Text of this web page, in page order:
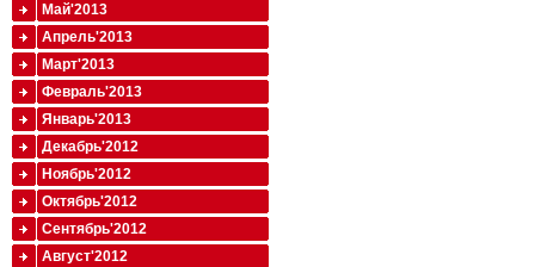
Май'2013
Апрель'2013
Март'2013
Февраль'2013
Январь'2013
Декабрь'2012
Ноябрь'2012
Октябрь'2012
Сентябрь'2012
Август'2012